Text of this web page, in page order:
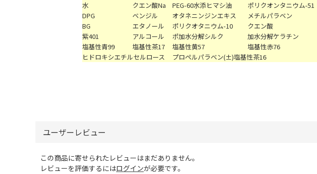
水
クエン酸Na PEG-60水添ヒマシ油
ポリクオンタニウム-51
DPG
ベンジル オタネニンジンエキス
メチルパラベン
BG
エタノール ポリクオタニウム-10
クエン酸
紫401
アルコール ポ加水分解シルク
加水分解ケラチン
塩基性青99
塩基性茶17 塩基性黄57
塩基性赤76
ヒドロキシエチルセルロース
プロペルパラベン(±)塩基性茶16
ユーザーレビュー
この商品に寄せられたレビューはまだありません。
レビューを評価するにはログインが必要です。